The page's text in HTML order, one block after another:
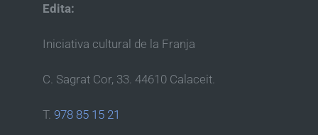
Edita:
Iniciativa cultural de la Franja
C. Sagrat Cor, 33. 44610 Calaceit.
T. 978 85 15 21